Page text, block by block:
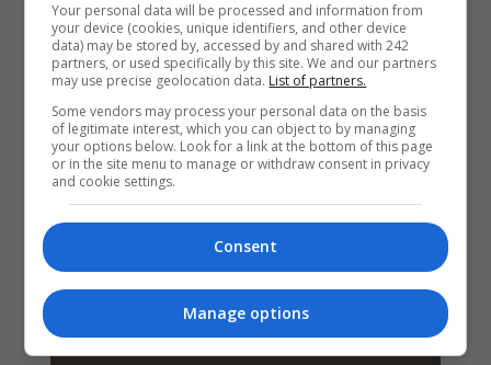
Your personal data will be processed and information from
your device (cookies, unique identifiers, and other device
data) may be stored by, accessed by and shared with 242
partners, or used specifically by this site. We and our partners
may use precise geolocation data. List of partners.
Some vendors may process your personal data on the basis
of legitimate interest, which you can object to by managing
your options below. Look for a link at the bottom of this page
or in the site menu to manage or withdraw consent in privacy
and cookie settings.
Consent
Manage options